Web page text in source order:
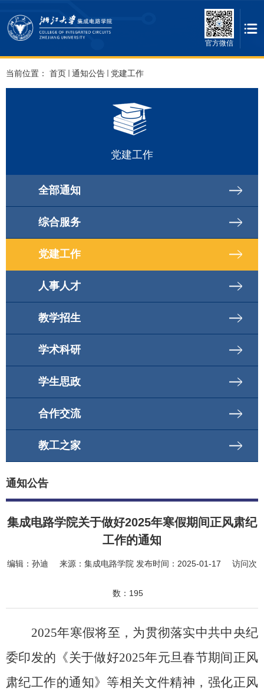
官方微信
当前位置： 首页 通知公告 党建工作
党建工作
全部通知
综合服务
党建工作
人事人才
教学招生
学术科研
学生思政
合作交流
教工之家
通知公告
集成电路学院关于做好2025年寒假期间正风肃纪
工作的通知
编辑： 孙迪 来源： 集成电路学院 发布时间： 2025-01-17 访问次
数： 195
2025年寒假将至，为贯彻落实中共中央纪
委印发的《关于做好2025年元旦春节期间正风
肃纪工作的通知》等相关文件精神，强化正风